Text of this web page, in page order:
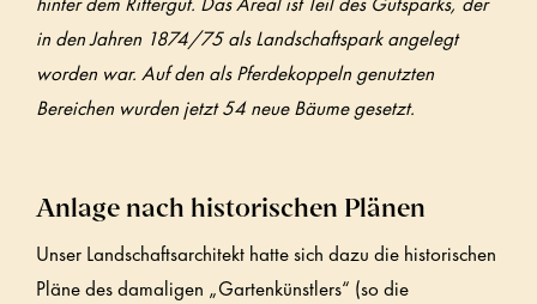
in den Jahren 1874/75 als Landschaftspark angelegt
worden war. Auf den als Pferdekoppeln genutzten
Bereichen wurden jetzt 54 neue Bäume gesetzt.
Anlage nach historischen Plänen
Unser Landschaftsarchitekt hatte sich dazu die historischen
Pläne des damaligen „Gartenkünstlers“ (so die